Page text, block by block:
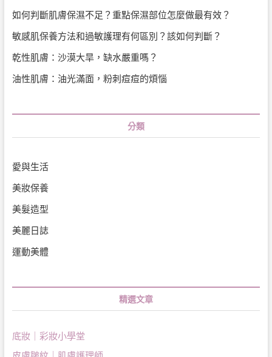
如何判斷肌膚保濕不足？重點保濕部位怎麼做最有效？
敏感肌保養方法和過敏護理有何區別？該如何判斷？
乾性肌膚：沙漠大旱，缺水嚴重嗎？
油性肌膚：油光滿面，粉刺痘痘的煩惱
分類
愛與生活
美妝保養
美髮造型
美麗日誌
運動美體
精選文章
底妝｜彩妝小學堂